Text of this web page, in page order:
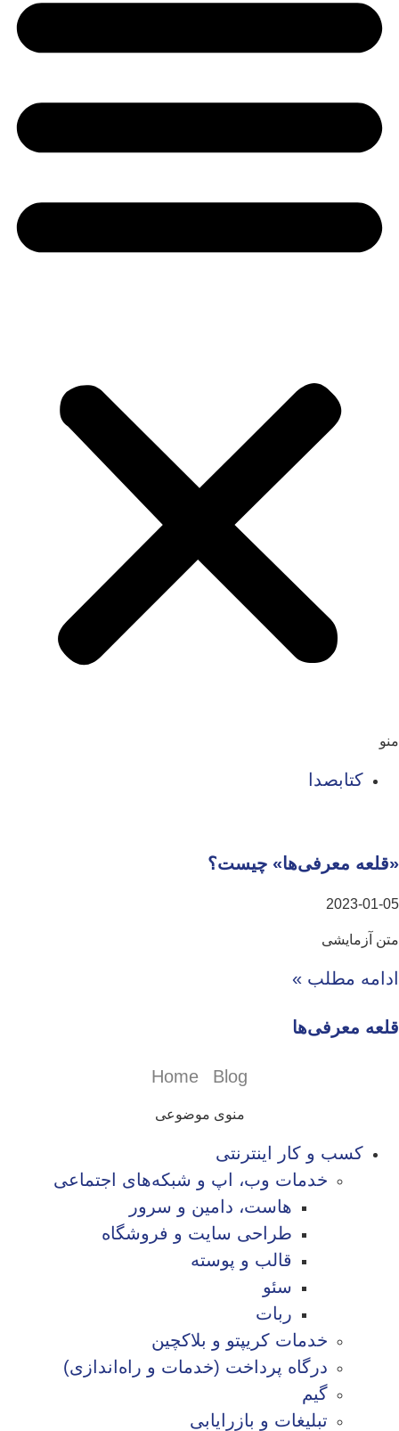
منو
کتابصدا
«قلعه معرفی‌ها» چیست؟
2023-01-05
متن آزمایشی
ادامه مطلب »
قلعه معرفی‌ها
Home Blog
منوی موضوعی
کسب و کار اینترنتی
خدمات وب، اپ و شبکه‌های اجتماعی
هاست، دامین و سرور
طراحی سایت و فروشگاه
قالب و پوسته
سئو
ربات
خدمات کریپتو و بلاکچین
درگاه پرداخت (خدمات و راه‌اندازی)
گیم
تبلیغات و بازرایابی